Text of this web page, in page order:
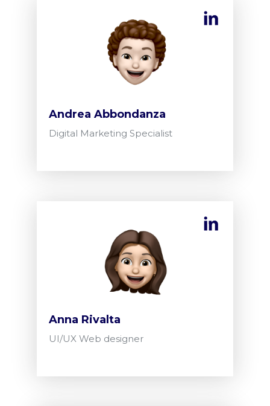
Andrea Abbondanza
Digital Marketing Specialist
Anna Rivalta
UI/UX Web designer